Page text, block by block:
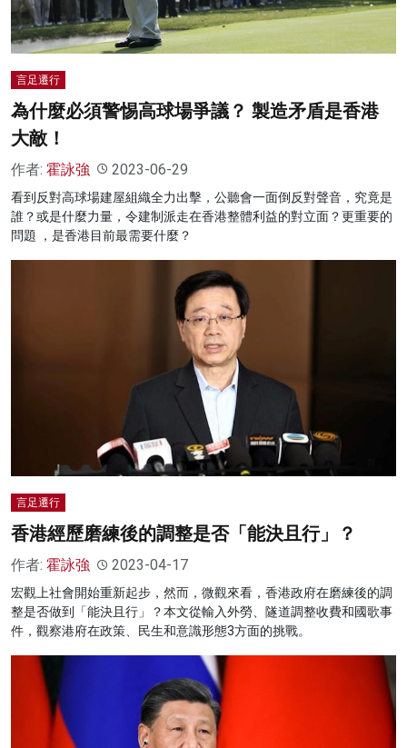
灼見活動
言足遷行
為什麼必須警惕高球場爭議？ 製造矛盾是香港
大敵！
作者: 霍詠強 2023-06-29
看到反對高球場建屋組織全力出擊，公聽會一面倒反對聲音，究竟是
誰？或是什麼力量，令建制派走在香港整體利益的對立面？更重要的
問題 ，是香港目前最需要什麼？
言足遷行
香港經歷磨練後的調整是否「能決且行」？
作者: 霍詠強 2023-04-17
宏觀上社會開始重新起步，然而，微觀來看，香港政府在磨練後的調
整是否做到「能決且行」？本文從輸入外勞、隧道調整收費和國歌事
件，觀察港府在政策、民生和意識形態3方面的挑戰。